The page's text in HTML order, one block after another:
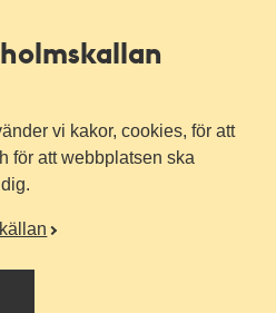
vi kakor, cookies, för att
för att webbplatsen ska